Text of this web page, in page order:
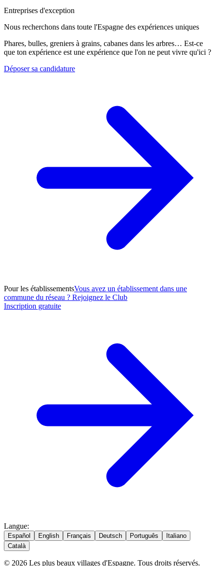
Entreprises d'exception
Nous recherchons dans toute l'Espagne des expériences uniques
Phares, bulles, greniers à grains, cabanes dans les arbres… Est-ce
que ton expérience est une expérience que l'on ne peut vivre qu'ici ?
Déposer sa candidature
Pour les établissementsVous avez un établissement dans une
commune du réseau ? Rejoignez le Club
Inscription gratuite
Langue:
Español English Français Deutsch Português
Italiano
Català
© 2026 Les plus beaux villages d'Espagne. Tous droits réservés.